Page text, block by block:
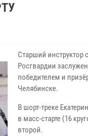
Старший инструктор
Росгвардии
победителем и
Челябинске.
В шорт-треке
в масс-старте (16
второй.